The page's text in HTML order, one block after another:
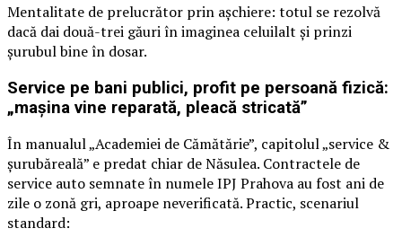
Mentalitate de prelucrător prin așchiere: totul se rezolvă
dacă dai două-trei găuri în imaginea celuilalt și prinzi
șurubul bine în dosar.
Service pe bani publici, profit pe persoană fizică:
„mașina vine reparată, pleacă stricată”
În manualul „Academiei de Cămătărie”, capitolul „service &
șurubăreală” e predat chiar de Năsulea. Contractele de
service auto semnate în numele IPJ Prahova au fost ani de
zile o zonă gri, aproape neverificată. Practic, scenariul
standard: